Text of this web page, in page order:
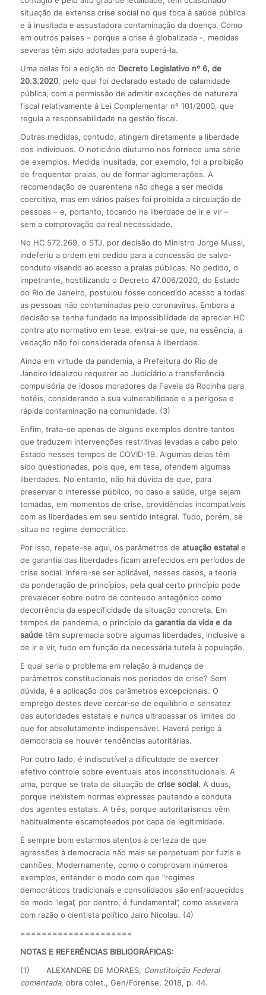
situação de extensa crise social no que toca à saúde pública
e à inusitada e assustadora contaminação da doença. Como
em outros países – porque a crise é globalizada -, medidas
severas têm sido adotadas para superá-la.
Uma delas foi a edição do Decreto Legislativo nº 6, de
20.3.2020, pelo qual foi declarado estado de calamidade
pública, com a permissão de admitir exceções de natureza
fiscal relativamente à Lei Complementar nº 101/2000, que
regula a responsabilidade na gestão fiscal.
Outras medidas, contudo, atingem diretamente a liberdade
dos indivíduos. O noticiário diuturno nos fornece uma série
de exemplos. Medida inusitada, por exemplo, foi a proibição
de frequentar praias, ou de formar aglomerações. A
recomendação de quarentena não chega a ser medida
coercitiva, mas em vários países foi proibida a circulação de
pessoas – e, portanto, tocando na liberdade de ir e vir –
sem a comprovação da real necessidade.
No HC 572.269, o STJ, por decisão do Ministro Jorge Mussi,
indeferiu a ordem em pedido para a concessão de salvo-
conduto visando ao acesso a praias públicas. No pedido, o
impetrante, hostilizando o Decreto 47.006/2020, do Estado
do Rio de Janeiro, postulou fosse concedido acesso a todas
as pessoas não contaminadas pelo coronavírus. Embora a
decisão se tenha fundado na impossibilidade de apreciar HC
contra ato normativo em tese, extrai-se que, na essência, a
vedação não foi considerada ofensa à liberdade.
Ainda em virtude da pandemia, a Prefeitura do Rio de
Janeiro idealizou requerer ao Judiciário a transferência
compulsória de idosos moradores da Favela da Rocinha para
hotéis, considerando a sua vulnerabilidade e a perigosa e
rápida contaminação na comunidade. (3)
Enfim, trata-se apenas de alguns exemplos dentre tantos
que traduzem intervenções restritivas levadas a cabo pelo
Estado nesses tempos de COVID-19. Algumas delas têm
sido questionadas, pois que, em tese, ofendem algumas
liberdades. No entanto, não há dúvida de que, para
preservar o interesse público, no caso a saúde, urge sejam
tomadas, em momentos de crise, providências incompatíveis
com as liberdades em seu sentido integral. Tudo, porém, se
situa no regime democrático.
Por isso, repete-se aqui, os parâmetros de atuação estatale
de garantia das liberdades ficam arrefecidos em períodos de
crise social. Infere-se ser aplicável, nesses casos, a teoria
da ponderação de princípios, pela qual certo princípio pode
prevalecer sobre outro de conteúdo antagônico como
decorrência da especificidade da situação concreta. Em
tempos de pandemia, o princípio da garantia da vida e da
saúdetêm supremacia sobre algumas liberdades, inclusive a
de ir e vir, tudo em função da necessária tutela à população.
E qual seria o problema em relação à mudança de
parâmetros constitucionais nos períodos de crise? Sem
dúvida, é a aplicação dos parâmetros excepcionais. O
emprego destes deve cercar-se de equilíbrio e sensatez
das autoridades estatais e nunca ultrapassar os limites do
que for absolutamente indispensável. Haverá perigo à
democracia se houver tendências autoritárias.
Por outro lado, é indiscutível a dificuldade de exercer
efetivo controle sobre eventuais atos inconstitucionais. A
uma, porque se trata de situação de crise social. A duas,
porque inexistem normas expressas pautando a conduta
dos agentes estatais. A três, porque autoritarismos vêm
habitualmente escamoteados por capa de legitimidade.
É sempre bom estarmos atentos à certeza de que
agressões à democracia não mais se perpetuam por fuzis e
canhões. Modernamente, como o comprovam inúmeros
exemplos, entender o modo com que “regimes
democráticos tradicionais e consolidados são enfraquecidos
de modo ‘legal’, por dentro, é fundamental”, como assevera
com razão o cientista político Jairo Nicolau. (4)
=====================
NOTAS E REFERÊNCIAS BIBLIOGRÁFICAS:
(1) ALEXANDRE DE MORAES, Constituição Federal
comentada, obra colet., Gen/Forense, 2018, p. 44.